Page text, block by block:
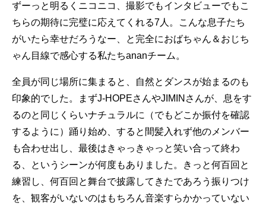
ずーっと明るくニコニコ、撮影でもインタビューでもこ
ちらの期待に完璧に応えてくれる7人。こんな息子たち
がいたら幸せだろうなー、と完全におばちゃん＆おじち
ゃん目線で感心する私たちananチーム。
全員が同じ場所に集まると、自然とダンスが始まるのも
印象的でした。まずJ-HOPEさんやJIMINさんが、息をす
るのと同じくらいナチュラルに（でもどこか振付を確認
するように）踊り始め、すると間髪入れず他のメンバー
も合わせ出し、最後はきゃっきゃっと笑い合って終わ
る、というシーンが何度もありました。きっと何百回と
練習し、何百回と舞台で披露してきたであろう振りつけ
を、観客がいないのはもちろん音楽すらかかっていない